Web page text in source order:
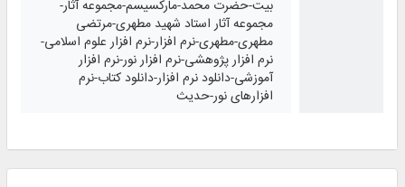
بیت-حضرت محمد-مارکسیسم-مجموعه آثار-
مجموعه آثار استاد شهید مطهری-مرتضی
مطهری-مطهری-نرم افزار-نرم افزار علوم اسلامی-
نرم افزار پژوهشی-نرم افزار نور-نرم افزار
آموزشی-دانلود نرم افزار-دانلود کتاب-نرم
افزارهای نور-حدیث